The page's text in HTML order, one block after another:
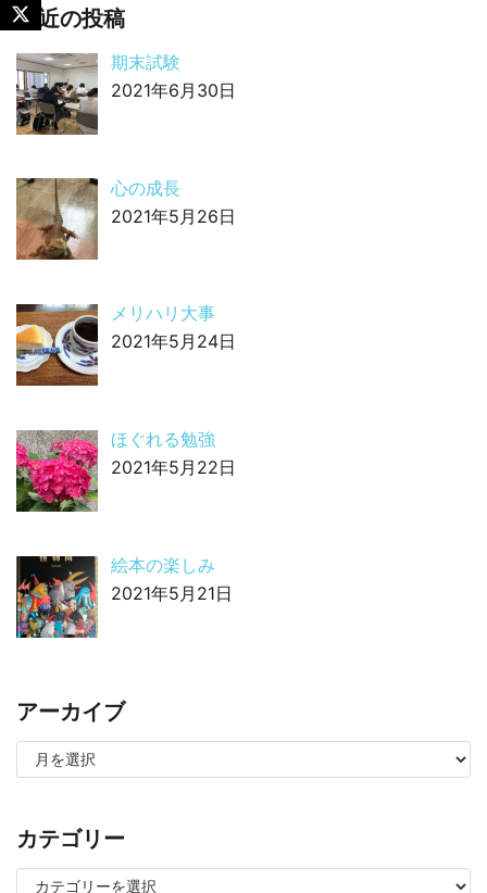
最近の投稿
期末試験
2021年6月30日
心の成長
2021年5月26日
メリハリ大事
2021年5月24日
ほぐれる勉強
2021年5月22日
絵本の楽しみ
2021年5月21日
アーカイブ
カテゴリー